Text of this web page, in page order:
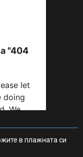
в плажната си